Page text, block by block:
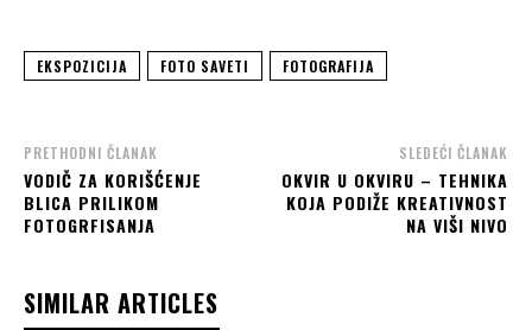
EKSPOZICIJA FOTO SAVETI FOTOGRAFIJA
PRETHODNI ČLANAK
VODIČ ZA KORIŠĆENJE
BLICA PRILIKOM
FOTOGRFISANJA
SLEDEĆI ČLANAK
OKVIR U OKVIRU – TEHNIKA
KOJA PODIŽE KREATIVNOST
NA VIŠI NIVO
SIMILAR ARTICLES